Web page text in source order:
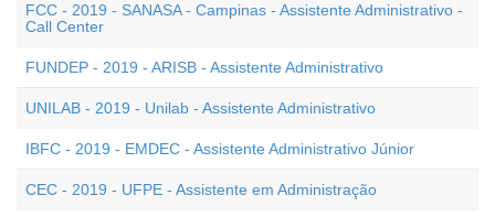
FCC - 2019 - SANASA - Campinas - Assistente Administrativo -
Call Center
FUNDEP - 2019 - ARISB - Assistente Administrativo
UNILAB - 2019 - Unilab - Assistente Administrativo
IBFC - 2019 - EMDEC - Assistente Administrativo Júnior
CEC - 2019 - UFPE - Assistente em Administração